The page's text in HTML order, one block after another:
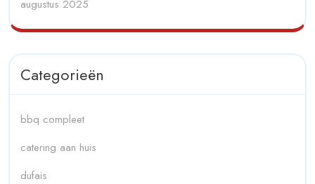
augustus 2025
Categorieën
bbq compleet
catering aan huis
dufais